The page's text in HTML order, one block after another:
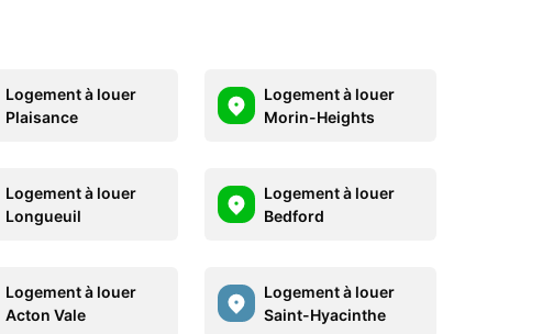
Logement à louer
Plaisance
Logement à louer
Morin-Heights
Logement à louer
Longueuil
Logement à louer
Bedford
Logement à louer
Acton Vale
Logement à louer
Saint-Hyacinthe